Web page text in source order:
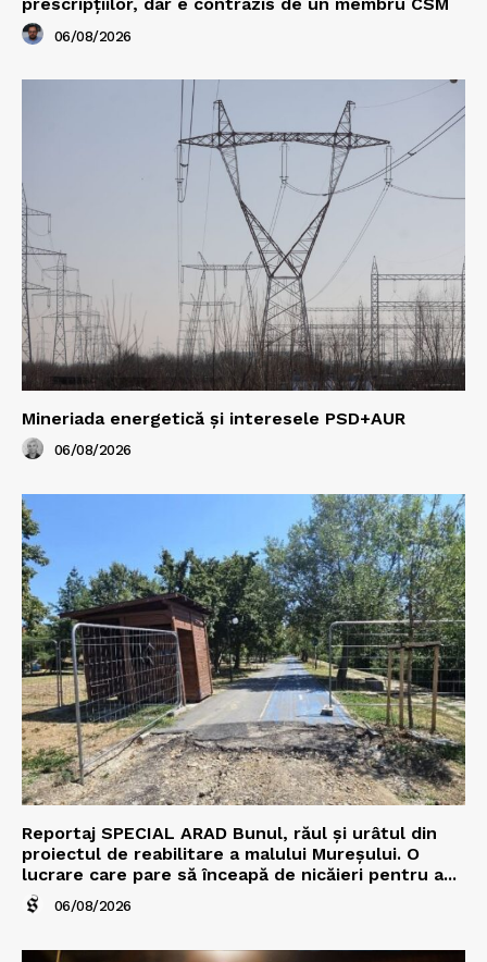
prescripțiilor, dar e contrazis de un membru CSM
06/08/2026
Mineriada energetică și interesele PSD+AUR
06/08/2026
Reportaj SPECIAL ARAD Bunul, răul și urâtul din
proiectul de reabilitare a malului Mureșului. O
lucrare care pare să înceapă de nicăieri pentru a...
06/08/2026